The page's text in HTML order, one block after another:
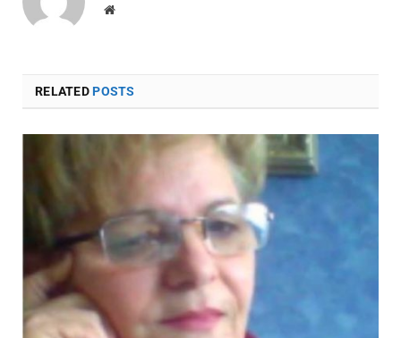
Website
RELATEDPOSTS